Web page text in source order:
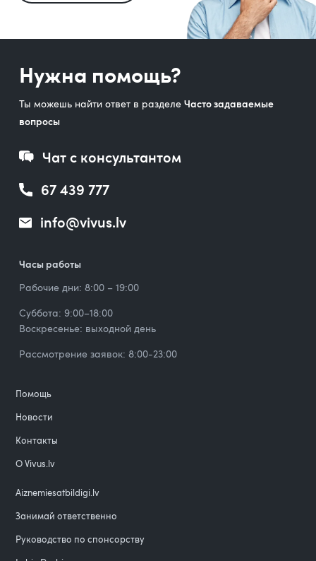
Нужна помощь?
Ты можешь найти ответ в разделе Часто задаваемые
вопросы
Чат с консультантом
67 439 777
info@vivus.lv
Часы работы
Рабочие дни: 8:00 – 19:00
Суббота: 9:00–18:00
Воскресенье: выходной день
Рассмотрение заявок: 8:00-23:00
Помощь
Новости
Контакты
О Vivus.lv
Aiznemiesatbildigi.lv
Занимай ответственно
Руководство по спонсорству